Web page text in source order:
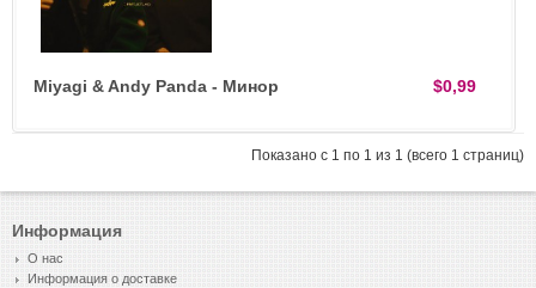
$0,99
Miyagi & Andy Panda - Минор
Показано с 1 по 1 из 1 (всего 1 страниц)
Информация
О нас
Информация о доставке